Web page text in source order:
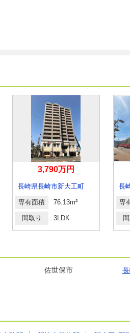
3,790万円
長崎県長崎市新大工町
専有面積 76.13m²
間取り 3LDK
長
専
佐世保市